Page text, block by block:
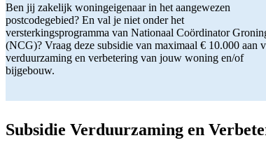
Ben jij zakelijk woningeigenaar in het aangewezen
postcodegebied? En val je niet onder het
versterkingsprogramma van Nationaal Coördinator
(NCG)? Vraag deze subsidie van maximaal € 10.000 aan
verduurzaming en verbetering van jouw woning en/of
bijgebouw.
Subsidie Verduurzaming en